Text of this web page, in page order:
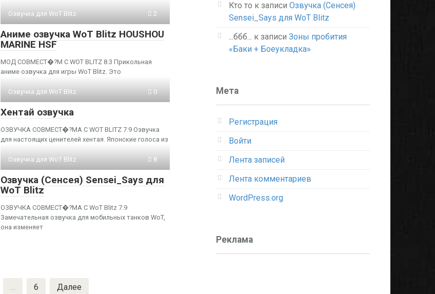
Озвучка для WoT Blitz 2
Аниме озвучка WoT Blitz HOUSHOU
MARINE HSF
МОД СОВМЕСТ�?М С WOT BLITZ 8.3 Прикольная
аниме озвучка для игры WoT Blitz. Это
Озвучка для WoT Blitz 0
Хентай озвучка
ОЗВУЧКА СОВМЕСТ�?МА С WOT BLITZ 7.9 Озвучка
для настоящих ценителей хентая. Японские голоса из
Озвучка для WoT Blitz 8
Озвучка (Сенсея) Sensei_Says для
WoT Blitz
ОЗВУЧКА СОВМЕСТ�?МА С WoT Blitz 7.9
Замечательная озвучка для мобильных танков WoT,
она изменяет
… 6 Далее
Кто то к записи Озвучка (Сенсея)
Sensei_Says для WoT Blitz
...ббб... к записи Зоны пробития
«Баки + Боеукладка»
Мета
Регистрация
Войти
Лента записей
Лента комментариев
WordPress.org
Реклама